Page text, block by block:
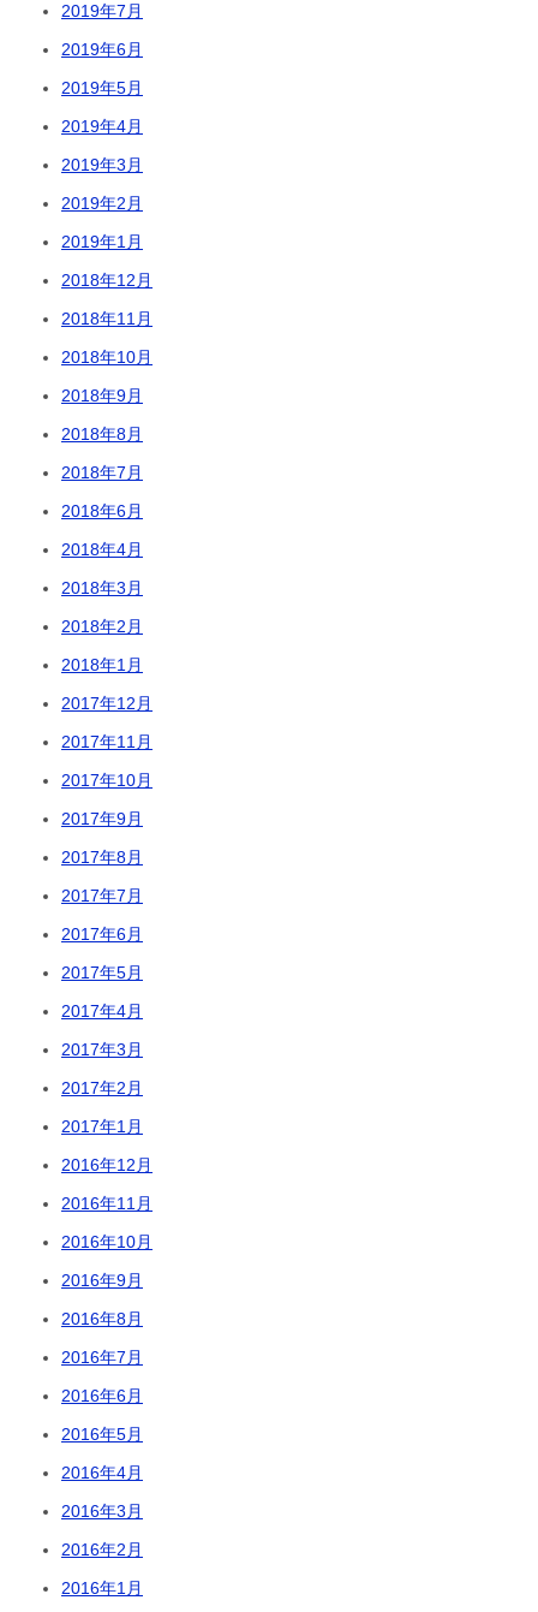
2019年7月
2019年6月
2019年5月
2019年4月
2019年3月
2019年2月
2019年1月
2018年12月
2018年11月
2018年10月
2018年9月
2018年8月
2018年7月
2018年6月
2018年4月
2018年3月
2018年2月
2018年1月
2017年12月
2017年11月
2017年10月
2017年9月
2017年8月
2017年7月
2017年6月
2017年5月
2017年4月
2017年3月
2017年2月
2017年1月
2016年12月
2016年11月
2016年10月
2016年9月
2016年8月
2016年7月
2016年6月
2016年5月
2016年4月
2016年3月
2016年2月
2016年1月